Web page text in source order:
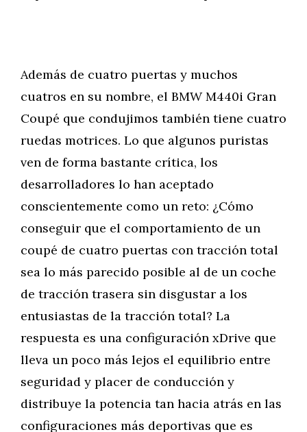
Además de cuatro puertas y muchos
cuatros en su nombre, el BMW M440i Gran
Coupé que condujimos también tiene cuatro
ruedas motrices. Lo que algunos puristas
ven de forma bastante crítica, los
desarrolladores lo han aceptado
conscientemente como un reto: ¿Cómo
conseguir que el comportamiento de un
coupé de cuatro puertas con tracción total
sea lo más parecido posible al de un coche
de tracción trasera sin disgustar a los
entusiastas de la tracción total? La
respuesta es una configuración xDrive que
lleva un poco más lejos el equilibrio entre
seguridad y placer de conducción y
distribuye la potencia tan hacia atrás en las
configuraciones más deportivas que es